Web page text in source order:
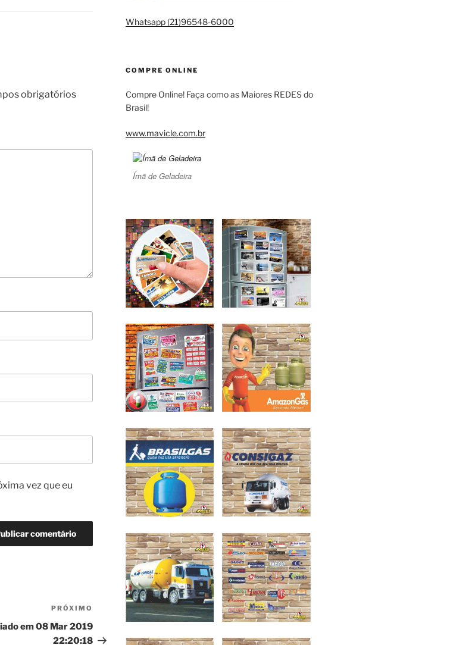
obrigatórios
vez que eu
Próximo
post
PRÓXIMO
em 08 Mar 2019
22:20:18
Whatsapp (21)96548-6000
COMPRE ONLINE
Compre Online! Faça como as Maiores REDES do
Brasil!
www.mavicle.com.br
Ímã de Geladeira